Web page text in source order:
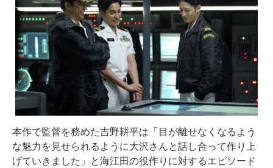
本作で監督を務めた吉野耕平は「目が離せなくなるよう
な魅力を見せられるように大沢さんと話し合って作り上
げていきました」と海江田の役作りに対するエピソード